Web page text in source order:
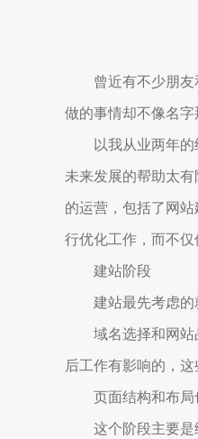
曾近有不少朋友和
做的事情却不像名
以我从业两年的经
未来发展的帮助太
的运营，包括了网
行优化工作，而不仅
建站阶段
建站最先考虑的
域名选择和网站品
后工作有影响的，
页面结构和布局
这个阶段主要是给